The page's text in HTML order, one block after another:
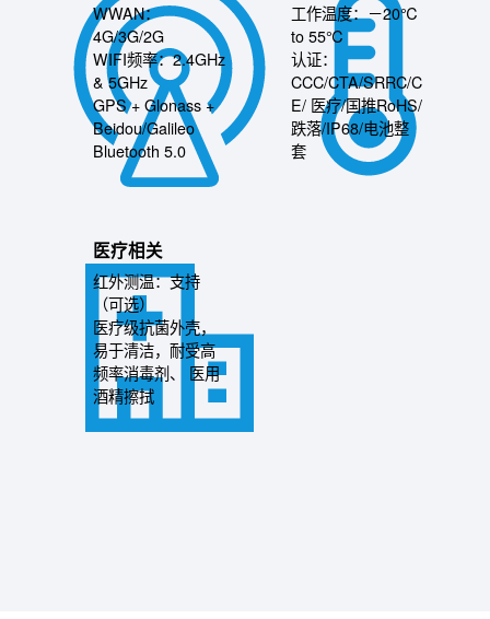
WWAN：
4G/3G/2G
WIFI频率：2.4GHz
& 5GHz
GPS + Glonass +
Beidou/Galileo
Bluetooth 5.0
工作温度：－20℃
to 55℃
认证：
CCC/CTA/SRRC/C
E/ 医疗/国推RoHS/
跌落/IP68/电池整
套
医疗相关
红外测温：支持
（可选）
医疗级抗菌外壳，
易于清洁，耐受高
频率消毒剂、 医用
酒精擦拭